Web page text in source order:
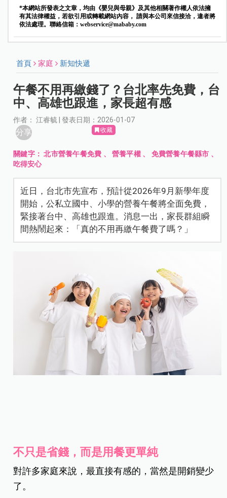
*本網站所發表之文章，均由《嬰兒與母親》及其他相關著作權人依法擁
有其法律權益，若欲引用或轉載網站內容， 請與本公司來信接洽，違者將
依法處理。聯絡信箱： webservice@mababy.com
首頁 家庭 新知快遞
午餐不用再繳錢了？台北率先免費，台
中、高雄也跟進，家長超有感
作者： 江睿毓 | 發表日期：2026-01-07
分享 收藏
關鍵字：北市營養午餐免費 、營養平權、 免費營養午餐縣市 、
吃得安心
近日，台北市先宣布，預計從2026年9月新學年度
開始，公私立國中、小學的營養午餐將全面免費，
緊接著台中、高雄也跟進。消息一出，家長群組瞬
間熱鬧起來：「真的不用再繳午餐費了嗎？」
不只是省錢，而是用餐更單純
對許多家庭來說，最直接有感的，當然是開銷變少
了。